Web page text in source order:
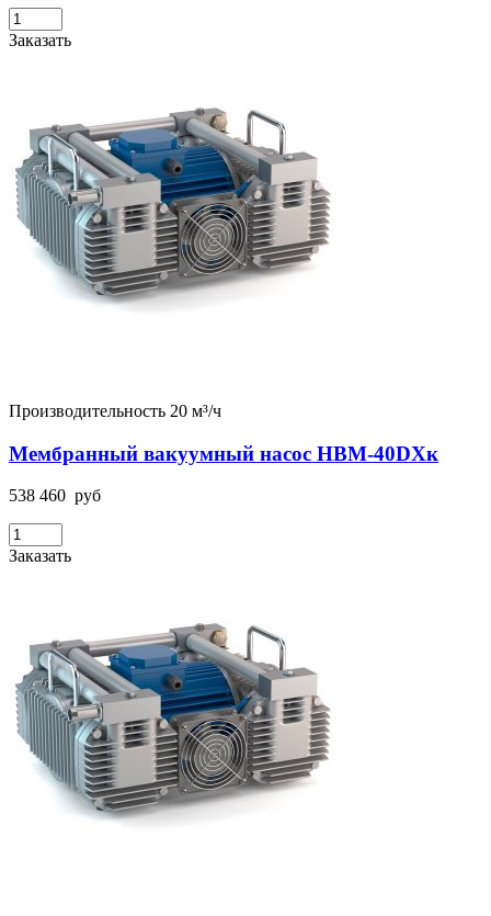
Заказать
Производительность 20 м³/ч
Мембранный вакуумный насос НВМ-40DХк
538 460 руб
Заказать